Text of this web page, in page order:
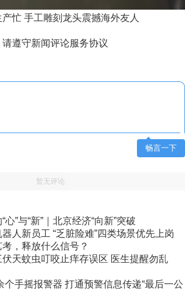
忙 手工雕刻龙头震撼海外友人
遵守新闻评论服务协议
畅言一下
暂无评论
”与“新”｜北京经济“向新”突破
人新员工 “乏脏险难”四类场景优先上岗
，释放什么信号？
伏天蚊虫叮咬止痒存误区 医生提醒勿乱
手摇报警器 打通预警信息传递“最后一公